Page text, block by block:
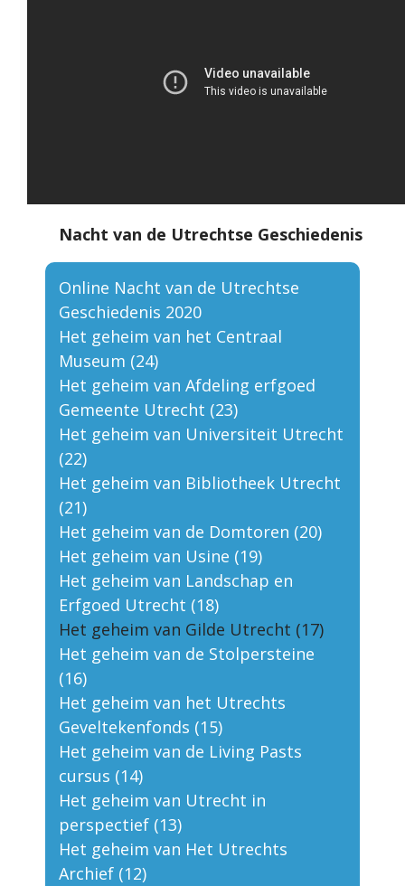
Nacht van de Utrechtse Geschiedenis
Online Nacht van de Utrechtse
Geschiedenis 2020
Het geheim van het Centraal
Museum (24)
Het geheim van Afdeling erfgoed
Gemeente Utrecht (23)
Het geheim van Universiteit Utrecht
(22)
Het geheim van Bibliotheek Utrecht
(21)
Het geheim van de Domtoren (20)
Het geheim van Usine (19)
Het geheim van Landschap en
Erfgoed Utrecht (18)
Het geheim van Gilde Utrecht (17)
Het geheim van de Stolpersteine
(16)
Het geheim van het Utrechts
Geveltekenfonds (15)
Het geheim van de Living Pasts
cursus (14)
Het geheim van Utrecht in
perspectief (13)
Het geheim van Het Utrechts
Archief (12)